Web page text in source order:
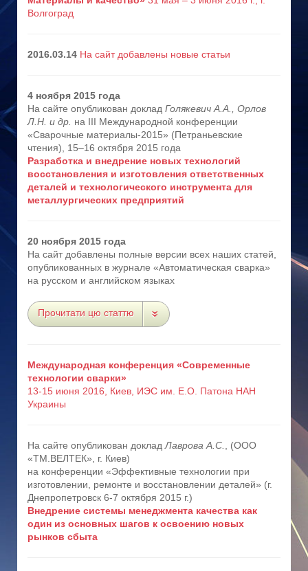
Волгоград
2016.03.14 На сайт добавлены новые статьи
4 ноября 2015 года
На сайте опубликован доклад Голякевич А.А., Орлов
Л.Н. и др. на III Международной конференции
«Сварочные материалы-2015» (Петраньевские
чтения), 15–16 октября 2015 года
Разработка и внедрение новых технологий
восстановления и изготовления ответственных
деталей и технологического инструмента для
металлургических предприятий
20 ноября 2015 года
На сайт добавлены полные версии всех наших статей,
опубликованных в журнале «Автоматическая сварка»
на русском и английском языках
Прочитати цю статтю
Международная конференция «Современные
технологии сварки»
13-15 июня 2016, Киев, ИЭС им. Е.О. Патона НАН
Украины
На сайте опубликован доклад Лаврова А.С.
, (ООО
«ТМ.ВЕЛТЕК», г. Киев)
на конференции «Эффективные технологии при
изготовлении, ремонте и восстановлении деталей» (г.
Днепропетровск 6-7 октября 2015 г.)
Внедрение системы менеджмента качества как
один из основных шагов к освоению новых
рынков сбыта